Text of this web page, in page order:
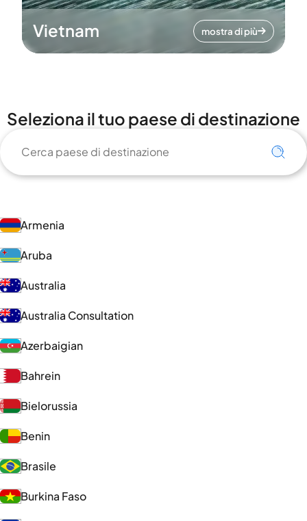
Vietnam mostra di più
Seleziona il tuo paese di destinazione
Armenia
Aruba
Australia
Australia Consultation
Azerbaigian
Bahrein
Bielorussia
Benin
Brasile
Burkina Faso